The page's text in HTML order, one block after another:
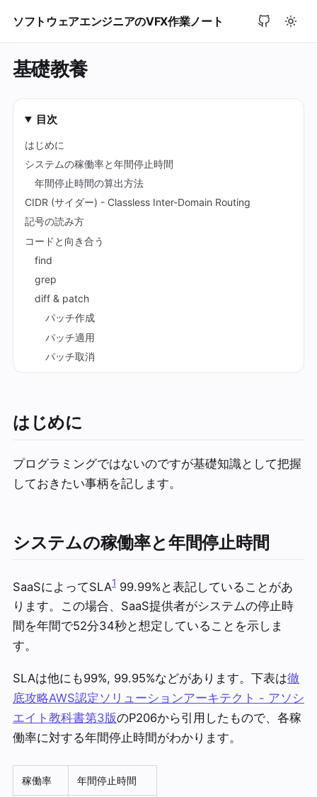
ソフトウェアエンジニアのVFX作業ノート
基礎教養
目次
はじめに
システムの稼働率と年間停止時間
年間停止時間の算出方法
CIDR (サイダー) - Classless Inter-Domain Routing
記号の読み方
コードと向き合う
find
grep
diff & patch
パッチ作成
パッチ適用
パッチ取消
はじめに
プログラミングではないのですが基礎知識として把握
しておきたい事柄を記します。
システムの稼働率と年間停止時間
SaaSによってSLA199.99%と表記していることがあ
ります。この場合、SaaS提供者がシステムの停止時
間を年間で52分34秒と想定していることを示しま
す。
SLAは他にも99%, 99.95%などがあります。下表は徹
底攻略AWS認定ソリューションアーキテクト - アソシ
エイト教科書第3版のP206から引用したもので、各稼
働率に対する年間停止時間がわかります。
稼働率 年間停止時間